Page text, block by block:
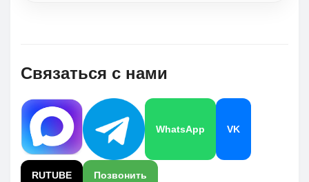
Связаться с нами
WhatsApp VK
RUTUBE Позвонить